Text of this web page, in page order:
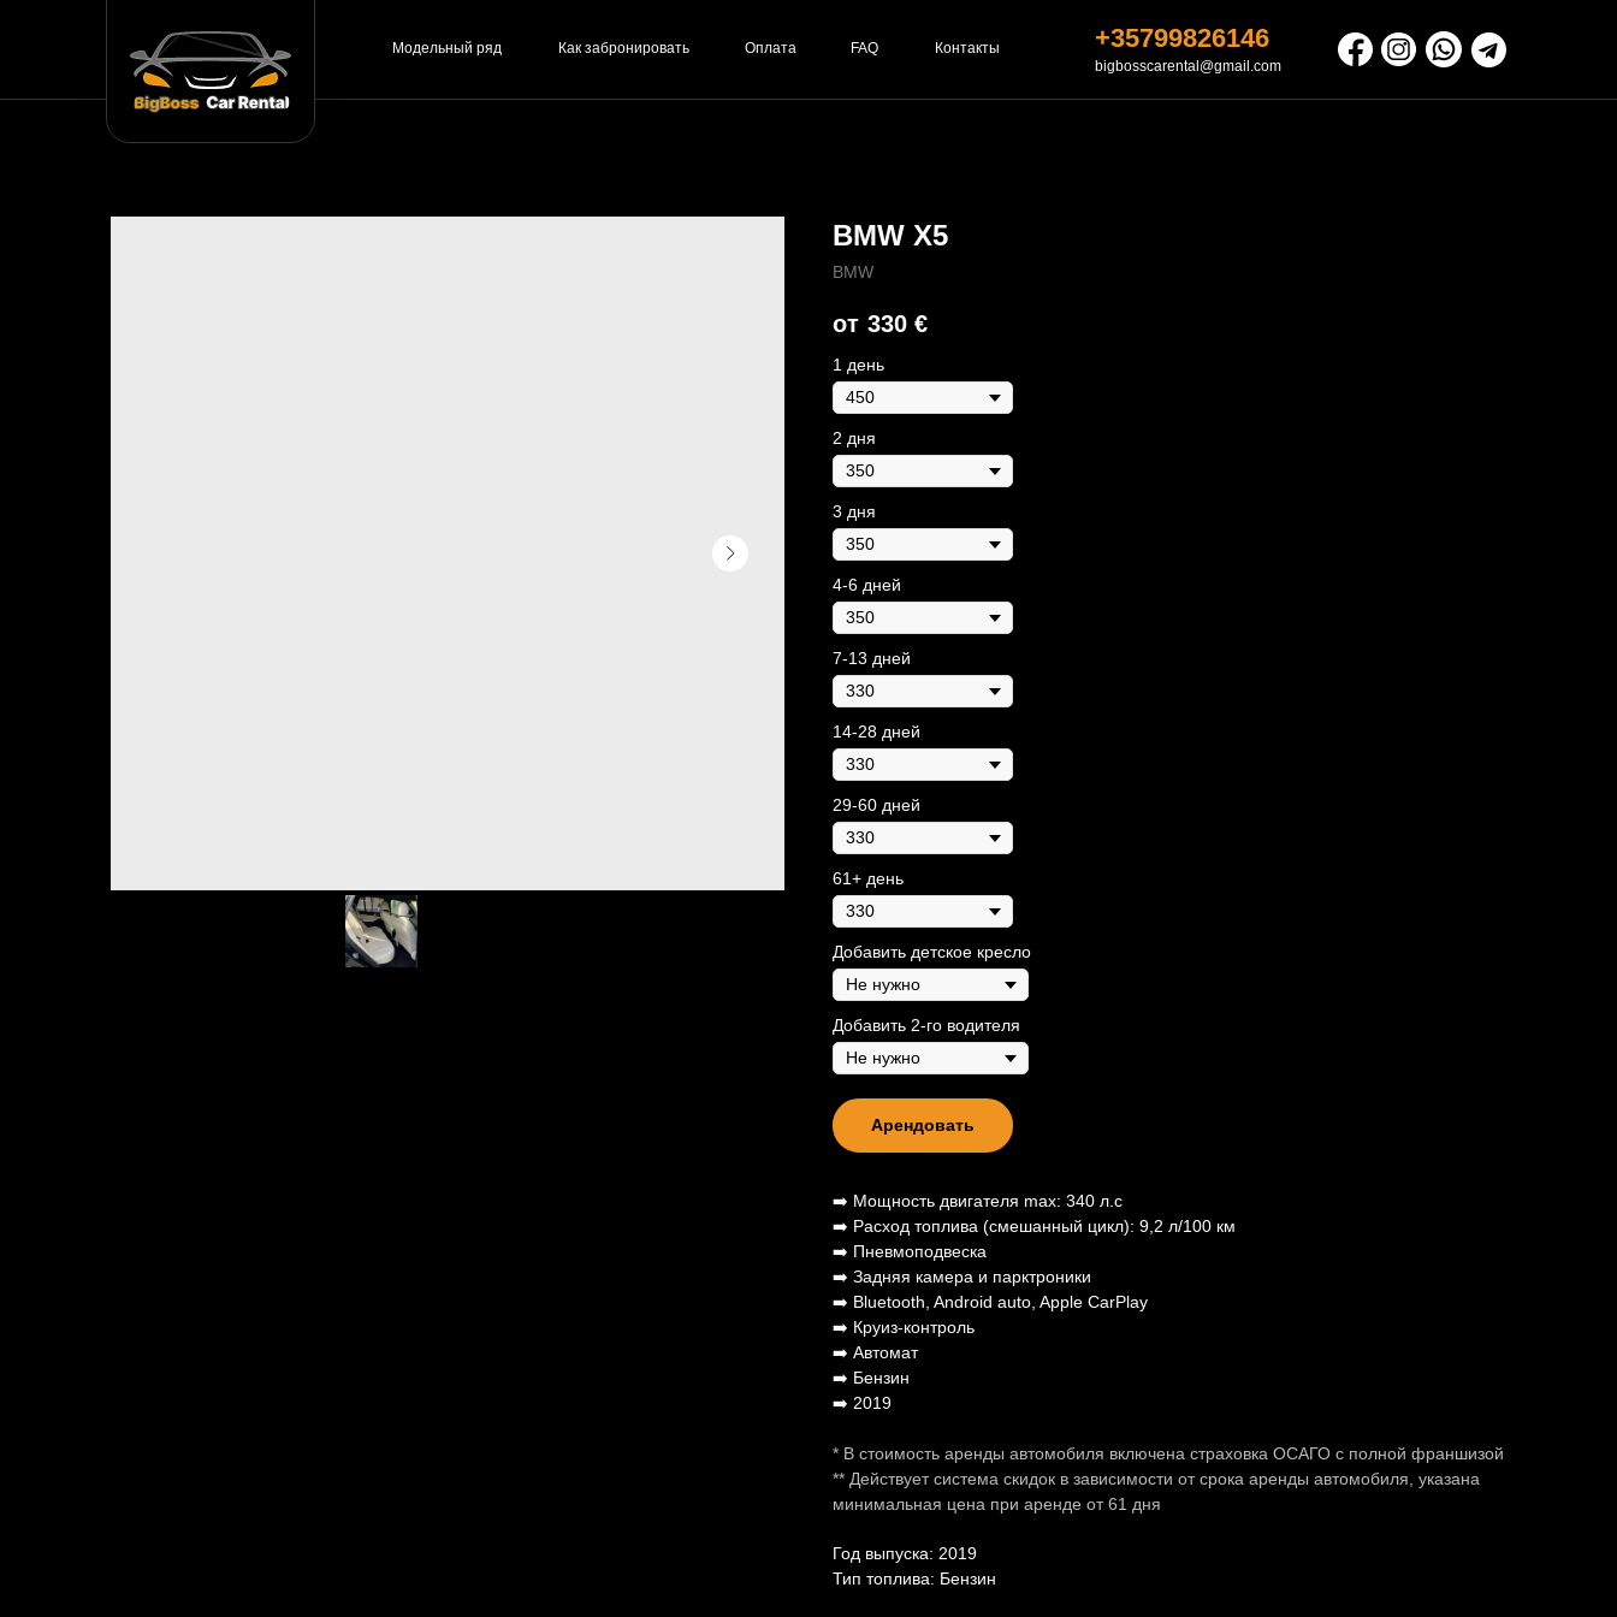
Модельный ряд Как забронировать Оплата FAQ Контакты +35799826146
bigbosscarental@gmail.com
BMW X5
BMW
330 €
1 день
2 дня
3 дня
4-6 дней
7-13 дней
14-28 дней
29-60 дней
61+ день
Добавить детское кресло
Добавить 2-го водителя
Арендовать
➡️ Мощность двигателя max: 340 л.с
➡️ Расход топлива (смешанный цикл): 9,2 л/100 км
➡️ Пневмоподвеска
➡️ Задняя камера и парктроники
➡️ Bluetooth, Android auto, Apple CarPlay
➡️ Круиз-контроль
➡️ Автомат
➡️ Бензин
➡️ 2019
* В стоимость аренды автомобиля включена страховка ОСАГО с полной франшизой
** Действует система скидок в зависимости от срока аренды автомобиля, указана
минимальная цена при аренде от 61 дня
Год выпуска: 2019
Тип топлива: Бензин